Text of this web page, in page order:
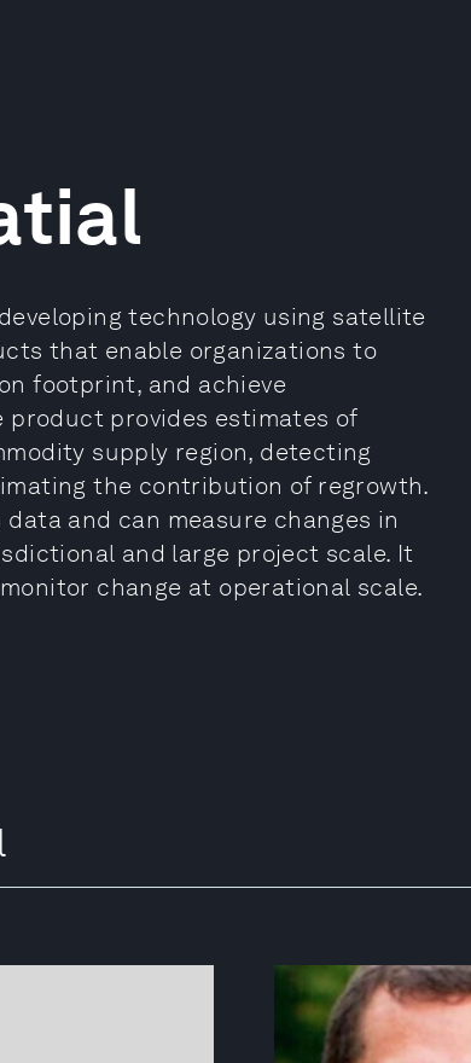
technology using satellite
that enable organizations to
footprint, and achieve
product provides estimates of
supply region, detecting
the contribution of regrowth.
and can measure changes in
and large project scale. It
change at operational scale.